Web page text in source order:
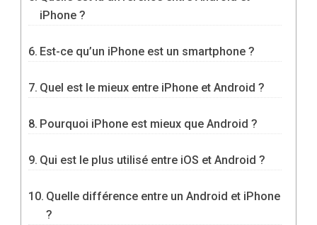
iPhone ?
Est-ce qu’un iPhone est un smartphone ?
Quel est le mieux entre iPhone et Android ?
Pourquoi iPhone est mieux que Android ?
Qui est le plus utilisé entre iOS et Android ?
Quelle différence entre un Android et iPhone
?